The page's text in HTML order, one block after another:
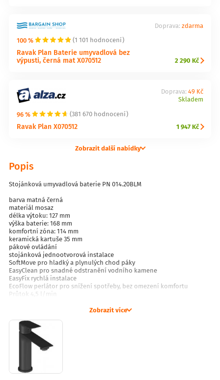
100 % (1 101 hodnocení)
Ravak Plan Baterie umyvadlová bez
výpusti, černá mat X070512
Doprava: zdarma
2 290 Kč
96 % (381 670 hodnocení)
Ravak Plan X070512
Doprava: 49 Kč
Skladem
1 947 Kč
Zobrazit další nabídky
Popis
Stojánková umyvadlová baterie PN 014.20BLM
barva matná černá
materiál mosaz
délka výtoku: 127 mm
výška baterie: 168 mm
komfortní zóna: 114 mm
keramická kartuše 35 mm
pákové ovládání
stojánková jednootvorová instalace
SoftMove pro hladký a plynulých chod páky
EasyClean pro snadné odstranění vodního kamene
EasyFix rychlá instalace
EcoFlow perlátor pro snížení spotřeby, bez omezení komfortu
Průtok 4,5 l/min
připojení G 3/8", flexibilní hadičky 450 mm
bez výpusti
Zobrazit více